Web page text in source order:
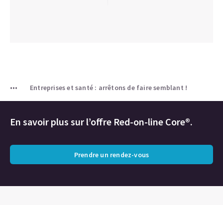
Entreprises et santé : arrêtons de faire semblant !
En savoir plus sur l’offre Red-on-line Core®.
Prendre un rendez-vous